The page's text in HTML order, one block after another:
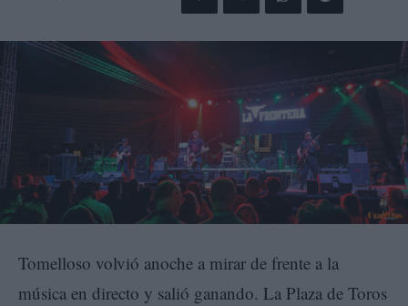
Tomelloso volvió anoche a mirar de frente a la
música en directo y salió ganando. La Plaza de Toros